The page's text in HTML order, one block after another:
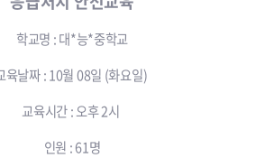
학교명 : 대*능*중학교
육날짜 : 10월 08일 (화요일)
교육시간 : 오후 2시
인원 : 61명